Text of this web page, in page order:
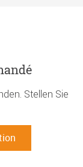
Stellen Sie